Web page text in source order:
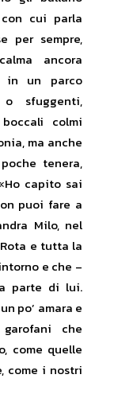
cui parla
per sempre,
ancora
in un parco
sfuggenti,
colmi
ma anche
tenera,
capito sai
puoi fare a
Milo, nel
e tutta la
e che –
parte di lui.
po’ amara e
che
come quelle
come i nostri